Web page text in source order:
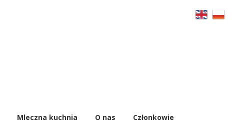
Mleczna kuchnia O nas Członkowie